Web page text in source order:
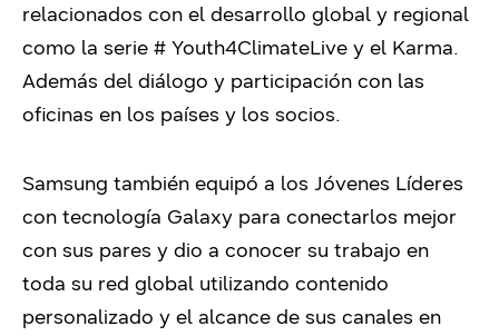
relacionados con el desarrollo global y regional
como la serie # Youth4ClimateLive y el Karma.
Además del diálogo y participación con las
oficinas en los países y los socios.
Samsung también equipó a los Jóvenes Líderes
con tecnología Galaxy para conectarlos mejor
con sus pares y dio a conocer su trabajo en
toda su red global utilizando contenido
personalizado y el alcance de sus canales en